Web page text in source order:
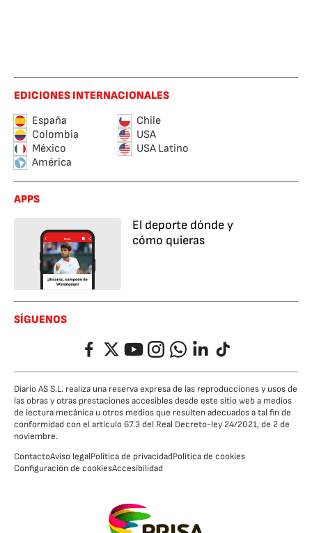
EDICIONES INTERNACIONALES
España
Chile
Colombia
USA
México
USA Latino
América
APPS
El deporte dónde y
cómo quieras
SÍGUENOS
FacebookTwitterYouTubeInstagramWhatsappLinkedIn
TikTok
Diario AS S.L. realiza una reserva expresa de las reproducciones y usos de
las obras y otras prestaciones accesibles desde este sitio web a medios
de lectura mecánica u otros medios que resulten adecuados a tal fin de
conformidad con el artículo 67.3 del Real Decreto-ley 24/2021, de 2 de
noviembre.
ContactoAviso legalPolítica de privacidadPolítica de cookies
Configuración de cookiesAccesibilidad